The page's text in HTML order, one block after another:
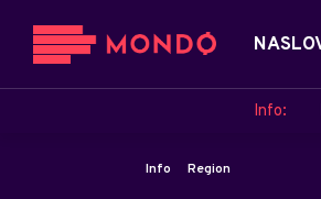
Info:
Info Region